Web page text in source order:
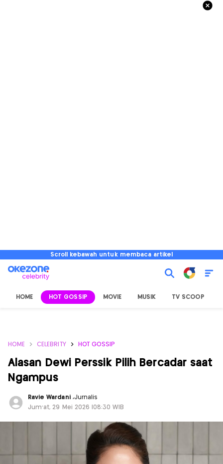
Scroll kebawah untuk membaca artikel
HOME HOT GOSSIP MOVIE MUSIK TV SCOOP
HOME CELEBRITY HOT GOSSIP
Alasan Dewi Perssik Pilih Bercadar saat
Ngampus
Ravie Wardani ,Jurnalis
Jum'at, 29 Mei 2026 |08:30 WIB